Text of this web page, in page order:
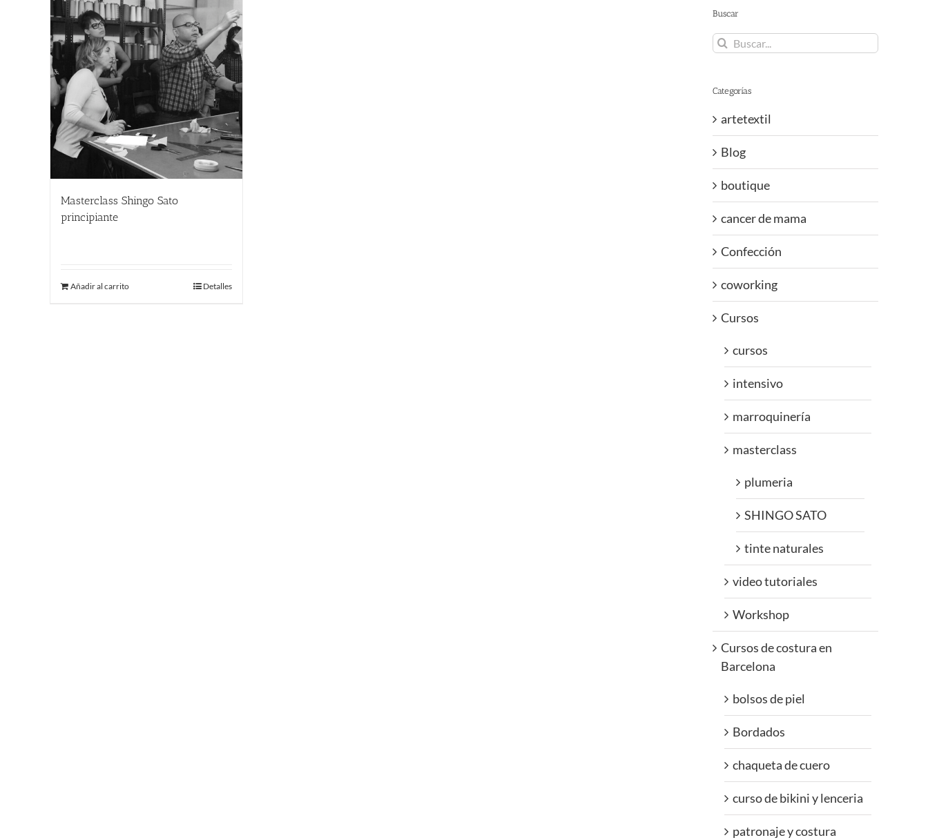
Masterclass Shingo Sato
principiante
Añadir al carrito Detalles
Buscar
Buscar:
Categorías
artetextil
Blog
boutique
cancer de mama
Confección
coworking
Cursos
cursos
intensivo
marroquinería
masterclass
plumeria
SHINGO SATO
tinte naturales
video tutoriales
Workshop
Cursos de costura en
Barcelona
bolsos de piel
Bordados
chaqueta de cuero
curso de bikini y lenceria
patronaje y costura